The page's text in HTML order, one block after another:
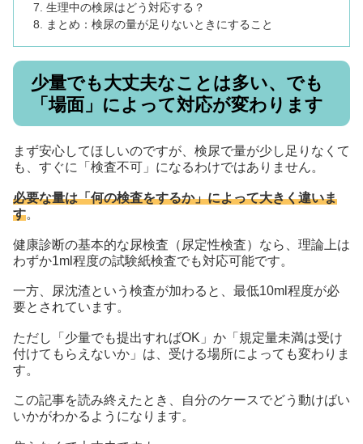
生理中の検尿はどう対応する？
まとめ：検尿の量が足りないときにすること
少量でも大丈夫なことは多い、でも
「場面」によって対応が変わります
まず安心してほしいのですが、検尿で量が少し足りなくて
も、すぐに「検査不可」になるわけではありません。
必要な量は「何の検査をするか」によって大きく違いま
す。
健康診断の基本的な尿検査（尿定性検査）なら、理論上は
わずか1ml程度の試験紙検査でも対応可能です。
一方、尿沈渣という検査が加わると、最低10ml程度が必
要とされています。
ただし「少量でも提出すればOK」か「規定量未満は受け
付けてもらえないか」は、受ける場所によっても変わりま
す。
この記事を読み終えたとき、自分のケースでどう動けばい
いかがわかるようになります。